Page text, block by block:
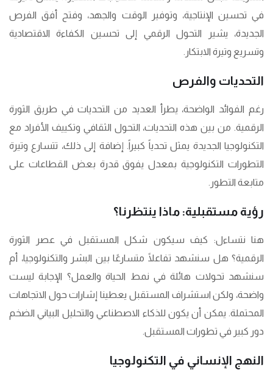
في تحسين الإنتاجية، وتوفير الوقت والجهد، وفتح أفق الفرص
الجديدة، يشير التحول الرقمي إلى تحسين الكفاءة الاقتصادية
وتسريع وتيرة الابتكار.
التحديات والفرص
رغم الفوائد الواضحة، يطرأ العديد من التحديات في طريق الثورة
الرقمية. من بين هذه التحديات، التحول الثقافي وتكييف الأفراد مع
التكنولوجيا الجديدة يمثل تحدياً كبيراً. إضافة إلى ذلك، تتسارع وتيرة
التطورات التكنولوجية بمعدل يفوق قدرة بعض القطاعات على
متابعة التطور.
رؤية مستقبلية: ماذا ينتظرنا؟
هنا نتساءل: كيف سيكون شكل المستقبل في عصر الثورة
الرقمية؟ هل سنشهد تفاعلًا متسارعًا بين البشر والتكنولوجيا، أم
سنشهد تحولات هائلة في نمط الحياة والعمل؟ الإجابة ليست
واضحة، ولكن استشراف المستقبل يعطينا إشارات حول الاتجاهات
المحتملة. يمكن أن يكون للذكاء الاصطناعي والتحليل البياني الضخم
دور كبير في تطورات المستقبل.
النهج الإنساني في التكنولوجيا